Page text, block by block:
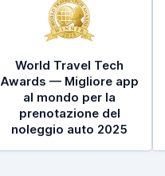
World Travel Tech
Awards — Migliore app
al mondo per la
prenotazione del
noleggio auto 2025